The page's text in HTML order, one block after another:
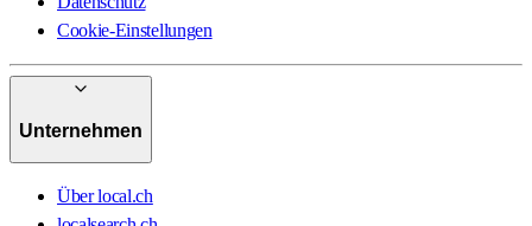
Cookie-Einstellungen
Unternehmen
Über local.ch